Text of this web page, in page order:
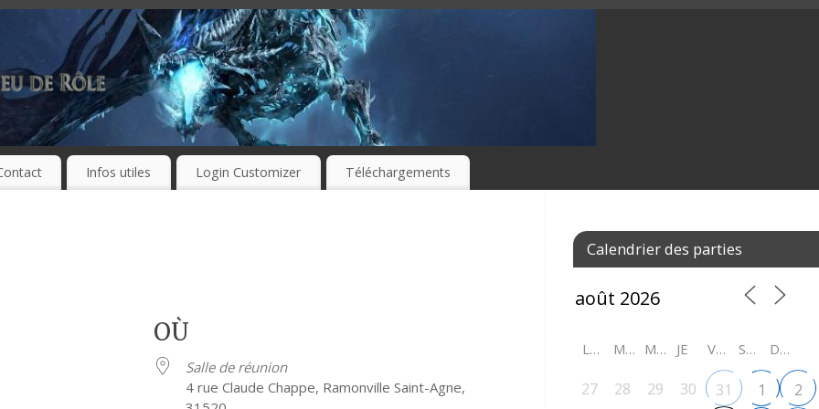
Infos utiles Login Customizer Téléchargements
OÙ
Salle de réunion
4 rue Claude Chappe, Ramonville Saint-Agne,
Calendrier des parties
LU MA ME JE VE SA DI
27 28 29 30 31 1 2